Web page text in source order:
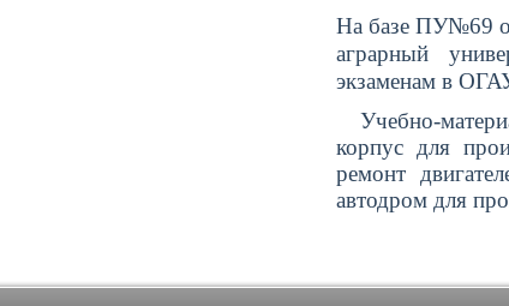
На базе ПУ№69
аграрный
экзаменам в
Учебно-
корпус для
ремонт
автодром для